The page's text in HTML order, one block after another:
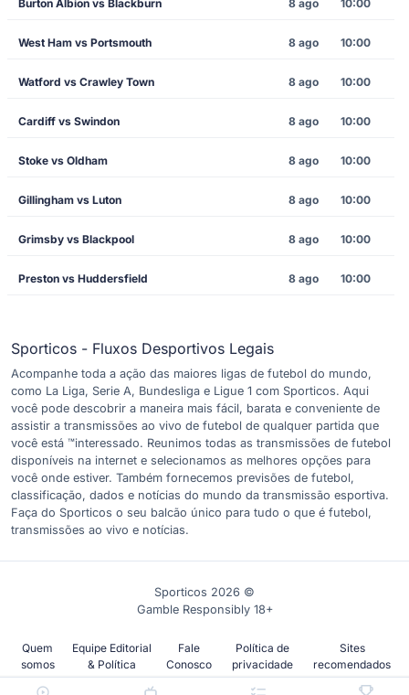
Burton Albion vs Blackburn 8 ago 10:00
West Ham vs Portsmouth 8 ago 10:00
Watford vs Crawley Town 8 ago 10:00
Cardiff vs Swindon 8 ago 10:00
Stoke vs Oldham 8 ago 10:00
Gillingham vs Luton 8 ago 10:00
Grimsby vs Blackpool 8 ago 10:00
Preston vs Huddersfield 8 ago 10:00
Sporticos - Fluxos Desportivos Legais
Acompanhe toda a ação das maiores ligas de futebol do mundo,
como La Liga, Serie A, Bundesliga e Ligue 1 com Sporticos. Aqui
você pode descobrir a maneira mais fácil, barata e conveniente de
assistir a transmissões ao vivo de futebol de qualquer partida que
você está ™interessado. Reunimos todas as transmissões de futebol
disponíveis na internet e selecionamos as melhores opções para
você onde estiver. Também fornecemos previsões de futebol,
classificação, dados e notícias do mundo da transmissão esportiva.
Faça do Sporticos o seu balcão único para tudo o que é futebol,
transmissões ao vivo e notícias.
Sporticos 2026 ©
Gamble Responsibly 18+
Quem
somos
Equipe Editorial
& Política
Fale
Conosco
Política de
privacidade
Sites
recomendados